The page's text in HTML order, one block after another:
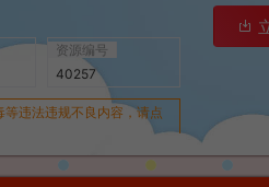
资源编号
40257
等违法违规不良内容，请点